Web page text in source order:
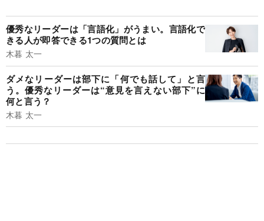
優秀なリーダーは「言語化」がうまい。言語化で
きる人が即答できる1つの質問とは
木暮 太一
ダメなリーダーは部下に「何でも話して」と言
う。優秀なリーダーは“意見を言えない部下”に
何と言う？
木暮 太一